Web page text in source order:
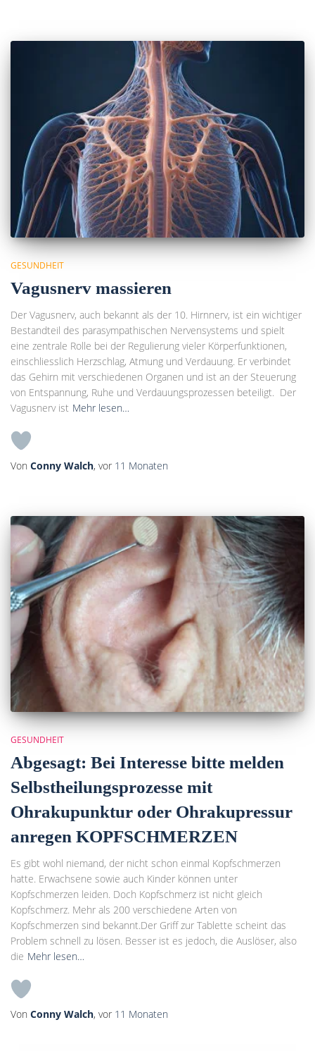
GESUNDHEIT
Vagusnerv massieren
Der Vagusnerv, auch bekannt als der 10. Hirnnerv, ist ein wichtiger
Bestandteil des parasympathischen Nervensystems und spielt
eine zentrale Rolle bei der Regulierung vieler Körperfunktionen,
einschliesslich Herzschlag, Atmung und Verdauung. Er verbindet
das Gehirn mit verschiedenen Organen und ist an der Steuerung
von Entspannung, Ruhe und Verdauungsprozessen beteiligt. Der
Vagusnerv ist Mehr lesen…
Von Conny Walch, vor 11 Monaten
GESUNDHEIT
Abgesagt: Bei Interesse bitte melden
Selbstheilungsprozesse mit
Ohrakupunktur oder Ohrakupressur
anregen KOPFSCHMERZEN
Es gibt wohl niemand, der nicht schon einmal Kopfschmerzen
hatte. Erwachsene sowie auch Kinder können unter
Kopfschmerzen leiden. Doch Kopfschmerz ist nicht gleich
Kopfschmerz. Mehr als 200 verschiedene Arten von
Kopfschmerzen sind bekannt.Der Griff zur Tablette scheint das
Problem schnell zu lösen. Besser ist es jedoch, die Auslöser, also
die Mehr lesen…
Von Conny Walch, vor 11 Monaten